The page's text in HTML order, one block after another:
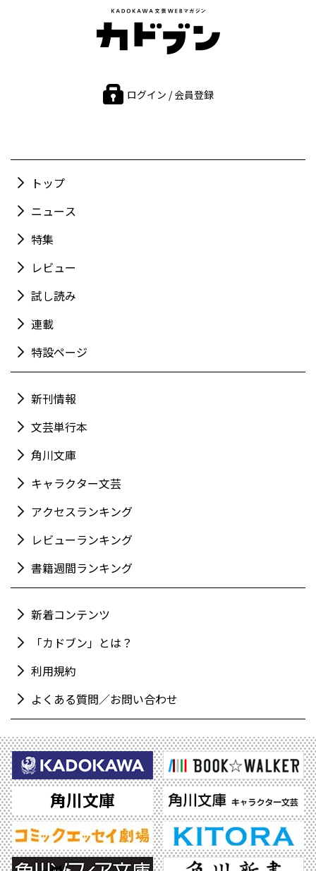
ログイン / 会員登録
トップ
ニュース
特集
レビュー
試し読み
連載
特設ページ
新刊情報
文芸単行本
角川文庫
キャラクター文芸
アクセスランキング
レビューランキング
書籍週間ランキング
新着コンテンツ
「カドブン」とは？
利用規約
よくある質問／お問い合わせ